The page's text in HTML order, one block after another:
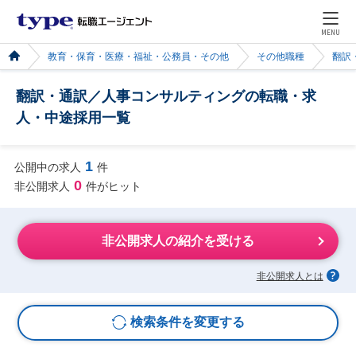
MENU
教育・保育・医療・福祉・公務員・その他 その他職種 翻訳
翻訳・通訳／人事コンサルティングの転職・求
人・中途採用一覧
公開中の求人 1 件
非公開求人 0 件がヒット
非公開求人の紹介を受ける
非公開求人とは
検索条件を変更する